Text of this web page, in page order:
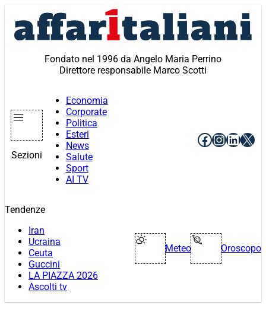
contenuto
Fondato nel 1996 da Angelo Maria Perrino
Direttore responsabile Marco Scotti
Sezioni
Economia
Corporate
Politica
Esteri
News
Salute
Sport
AI TV
Facebook
X
Tendenze
Iran
Ucraina
Ceuta
Guccini
LA PIAZZA 2026
Ascolti tv
Meteo Oroscopo